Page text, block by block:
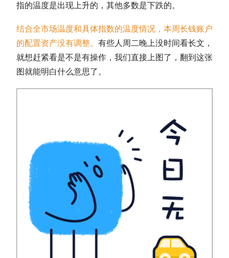
指的温度是出现上升的，其他多数是下跌的。
结合全市场温度和具体指数的温度情况，本周长钱账户
的配置资产没有调整。 有些人周二晚上没时间看长文，
就想赶紧看是不是有操作，我们直接上图了，翻到这张
图就能明白什么意思了。